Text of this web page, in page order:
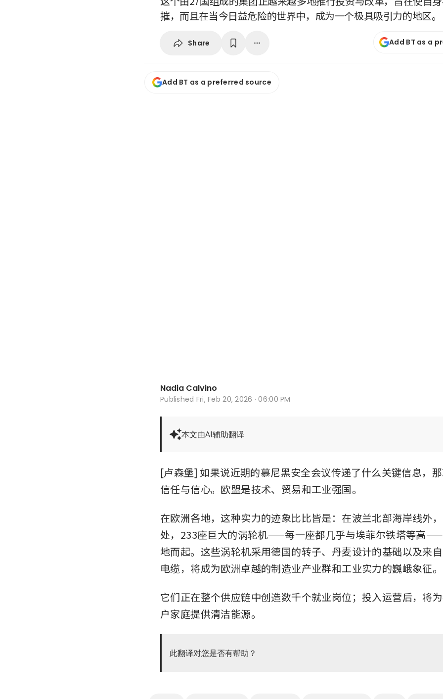
摧，而且在当今日益危险的世界中，成为一个极具吸引力的地区。
Share Add BT as a
Add BT as a preferred source
Nadia Calvino
Published Fri, Feb 20, 2026 · 06:00 PM
本文由AI辅助翻译
[卢森堡] 如果说近期的慕尼黑安全会议传递了什么关键信息，
信任与信心。欧盟是技术、贸易和工业强国。
在欧洲各地，这种实力的迹象比比皆是：在波兰北部海岸线外
处，233座巨大的涡轮机——每一座都几乎与埃菲尔铁塔等高
地而起。这些涡轮机采用德国的转子、丹麦设计的基础以及来
电缆，将成为欧洲卓越的制造业产业群和工业实力的巍峨象征。
它们正在整个供应链中创造数千个就业岗位；投入运营后，将
户家庭提供清洁能源。
此翻译对您是否有帮助？